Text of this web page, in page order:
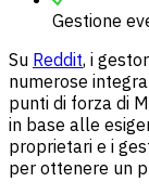
Gestione
Su Reddit, i
numerose
punti di forza di
in base alle
proprietari e i
per ottenere un